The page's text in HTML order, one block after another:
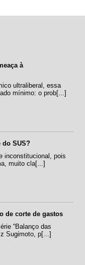
à
ultraliberal, essa
mínimo: o prob[...]
do SUS?
inconstitucional, pois
muito cla[...]
de corte de gastos
“Balanço das
Sugimoto, p[...]